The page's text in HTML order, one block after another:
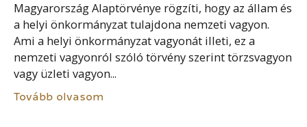
Magyarország Alaptörvénye rögzíti, hogy az állam és
a helyi önkormányzat tulajdona nemzeti vagyon.
Ami a helyi önkormányzat vagyonát illeti, ez a
nemzeti vagyonról szóló törvény szerint törzsvagyon
vagy üzleti vagyon...
Tovább olvasom